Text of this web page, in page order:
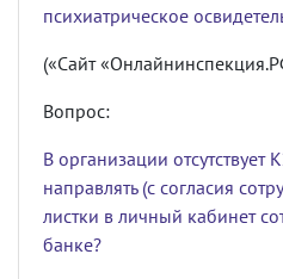
психиатрическое
(«Сайт
Вопрос:
В организации
направлять (с согласия
листки в личный кабинет
банке?